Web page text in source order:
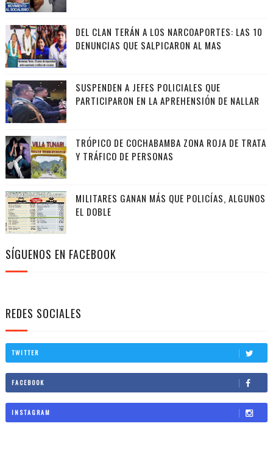
DEL CLAN TERÁN A LOS NARCOAPORTES: LAS 10
DENUNCIAS QUE SALPICARON AL MAS
SUSPENDEN A JEFES POLICIALES QUE
PARTICIPARON EN LA APREHENSIÓN DE NALLAR
TRÓPICO DE COCHABAMBA ZONA ROJA DE TRATA
Y TRÁFICO DE PERSONAS
MILITARES GANAN MÁS QUE POLICÍAS, ALGUNOS
EL DOBLE
SÍGUENOS EN FACEBOOK
REDES SOCIALES
TWITTER
FACEBOOK
INSTAGRAM